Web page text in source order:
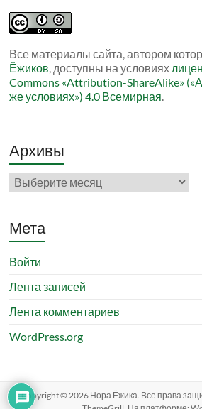
Все материалы сайта, автором
Ёжиков , доступны на условиях
Commons «Attribution-ShareAlike»
же условиях») 4.0 Всемирная
Архивы
Архивы
Мета
Войти
Лента записей
Лента комментариев
WordPress.org
Copyright © 2026 Нора Ёжика . Все права